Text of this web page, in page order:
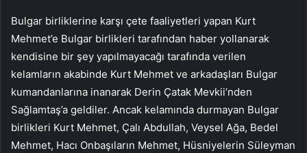
Bulgar birliklerine karşı çete faaliyetleri yapan Kurt
Mehmet’e Bulgar birlikleri tarafından haber yollanarak
kendisine bir şey yapılmayacağı tarafında verilen
kelamların akabinde Kurt Mehmet ve arkadaşları Bulgar
kumandanlarına inanarak Derin Çatak Mevkii’nden
Sağlamtaş’a geldiler. Ancak kelamında durmayan Bulgar
birlikleri Kurt Mehmet, Çalı Abdullah, Veysel Ağa, Bedel
Mehmet, Hacı Onbaşıların Mehmet, Hüsniyelerin Süleyman